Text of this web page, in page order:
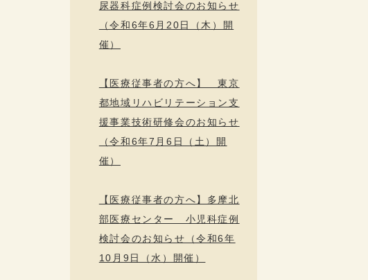
尿器科症例検討会のお知らせ
（令和6年6月20日（木）開
催）
【医療従事者の方へ】 東京
都地域リハビリテーション支
援事業技術研修会のお知らせ
（令和6年7月6日（土）開
催）
【医療従事者の方へ】多摩北
部医療センター 小児科症例
検討会のお知らせ（令和6年
10月9日（水）開催）